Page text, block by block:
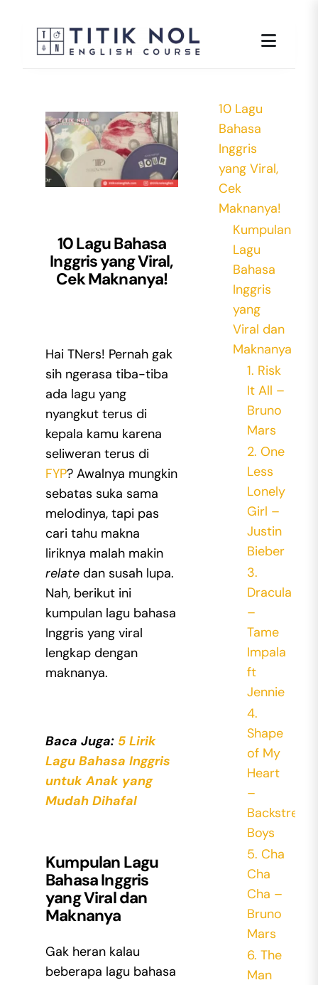
content
10 Lagu Bahasa
Inggris yang Viral,
Cek Maknanya!
Hai TNers! Pernah gak
sih ngerasa tiba-tiba
ada lagu yang
nyangkut terus di
kepala kamu karena
seliweran terus di
FYP? Awalnya mungkin
sebatas suka sama
melodinya, tapi pas
cari tahu makna
liriknya malah makin
relatedan susah lupa.
Nah, berikut ini
kumpulan lagu bahasa
Inggris yang viral
lengkap dengan
maknanya.
Baca Juga: 5 Lirik
Lagu Bahasa Inggris
untuk Anak yang
Mudah Dihafal
Kumpulan Lagu
Bahasa Inggris
yang Viraldan
Maknanya
Gak heran kalau
beberapa lagu bahasa
10 Lagu
Bahasa
Inggris
yang Viral,
Cek
Maknanya!
Kumpulan
Lagu
Bahasa
Inggris
yang
Viral dan
Maknanya
1. Risk
It All –
Bruno
Mars
2. One
Less
Lonely
Girl –
Justin
Bieber
3.
Dracula
–
Tame
Impala
ft
Jennie
4.
Shape
of My
Heart
–
Backstreet
Boys
5. Cha
Cha
Cha –
Bruno
Mars
6. The
Man